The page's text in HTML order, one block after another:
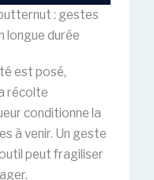
: gestes
longue durée
est posé,
récolte
conditionne la
à venir. Un geste
peut fragiliser